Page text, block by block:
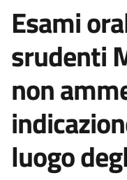
Esami
srudenti
non
luogo